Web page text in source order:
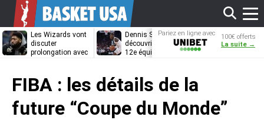
Les Wizards vont
discuter
prolongation avec
Dennis Schröder
découvrira-t-il une
12e équipe
Les Grizzlies
cherchent
Pariez en ligne avec
Unibet
100€ offerts
La suite →
FIBA : les détails de la
future “Coupe du Monde”